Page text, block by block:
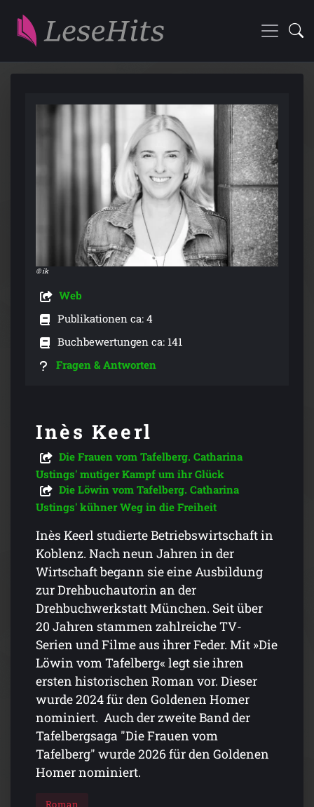
© ik
Web
Publikationen ca: 4
Buchbewertungen ca: 141
Fragen & Antworten
Inès Keerl
Die Frauen vom Tafelberg. Catharina
Ustings' mutiger Kampf um ihr Glück
Die Löwin vom Tafelberg. Catharina
Ustings' kühner Weg in die Freiheit
Inès Keerl studierte Betriebswirtschaft in
Koblenz. Nach neun Jahren in der
Wirtschaft begann sie eine Ausbildung
zur Drehbuchautorin an der
Drehbuchwerkstatt München. Seit über
20 Jahren stammen zahlreiche TV-
Serien und Filme aus ihrer Feder. Mit »Die
Löwin vom Tafelberg« legt sie ihren
ersten historischen Roman vor. Dieser
wurde 2024 für den Goldenen Homer
nominiert. Auch der zweite Band der
Tafelbergsaga "Die Frauen vom
Tafelberg" wurde 2026 für den Goldenen
Homer nominiert.
Roman